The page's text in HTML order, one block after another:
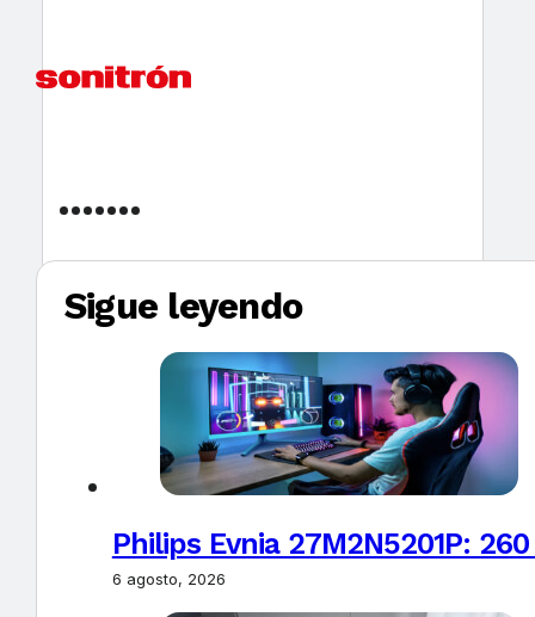
Sigue leyendo
Philips Evnia 27M2N5201P:
6 agosto, 2026